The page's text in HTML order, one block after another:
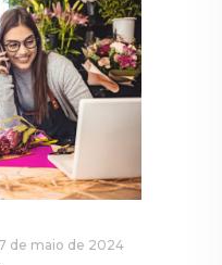
de maio de 2024